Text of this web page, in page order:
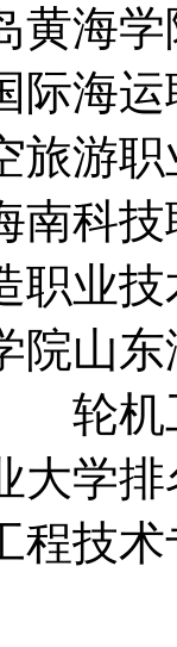
黄海
际海
旅游
南科
职业
院山
轮机
大学
技术